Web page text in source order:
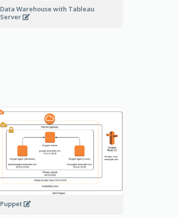
Data Warehouse with Tableau
Server
Puppet